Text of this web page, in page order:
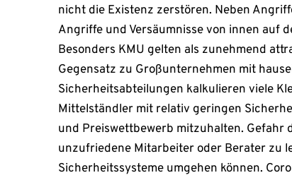
nicht die Existenz zerstören. Neben
Angriffe und Versäumnisse von innen auf
Besonders KMU gelten als zunehmend
Gegensatz zu Großunternehmen mit
Sicherheitsabteilungen kalkulieren viele
Mittelständler mit relativ geringen
und Preiswettbewerb mitzuhalten. Gefahr
unzufriedene Mitarbeiter oder Berater zu
Sicherheitssysteme umgehen können.